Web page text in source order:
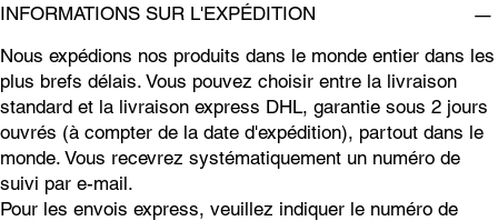
INFORMATIONS SUR L'EXPÉDITION
Nous expédions nos produits dans le monde entier dans les
plus brefs délais. Vous pouvez choisir entre la livraison
standard et la livraison express DHL, garantie sous 2 jours
ouvrés (à compter de la date d'expédition), partout dans le
monde. Vous recevrez systématiquement un numéro de
suivi par e-mail.
Pour les envois express, veuillez indiquer le numéro de